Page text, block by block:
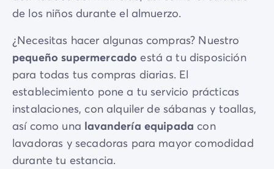
de los niños durante el almuerzo.
¿Necesitas hacer algunas compras? Nuestro
pequeño supermercadoestá a tu disposición
para todas tus compras diarias. El
establecimiento pone a tu servicio prácticas
instalaciones, con alquiler de sábanas y toallas,
así como una lavandería equipada con
lavadoras y secadoras para mayor comodidad
durante tu estancia.